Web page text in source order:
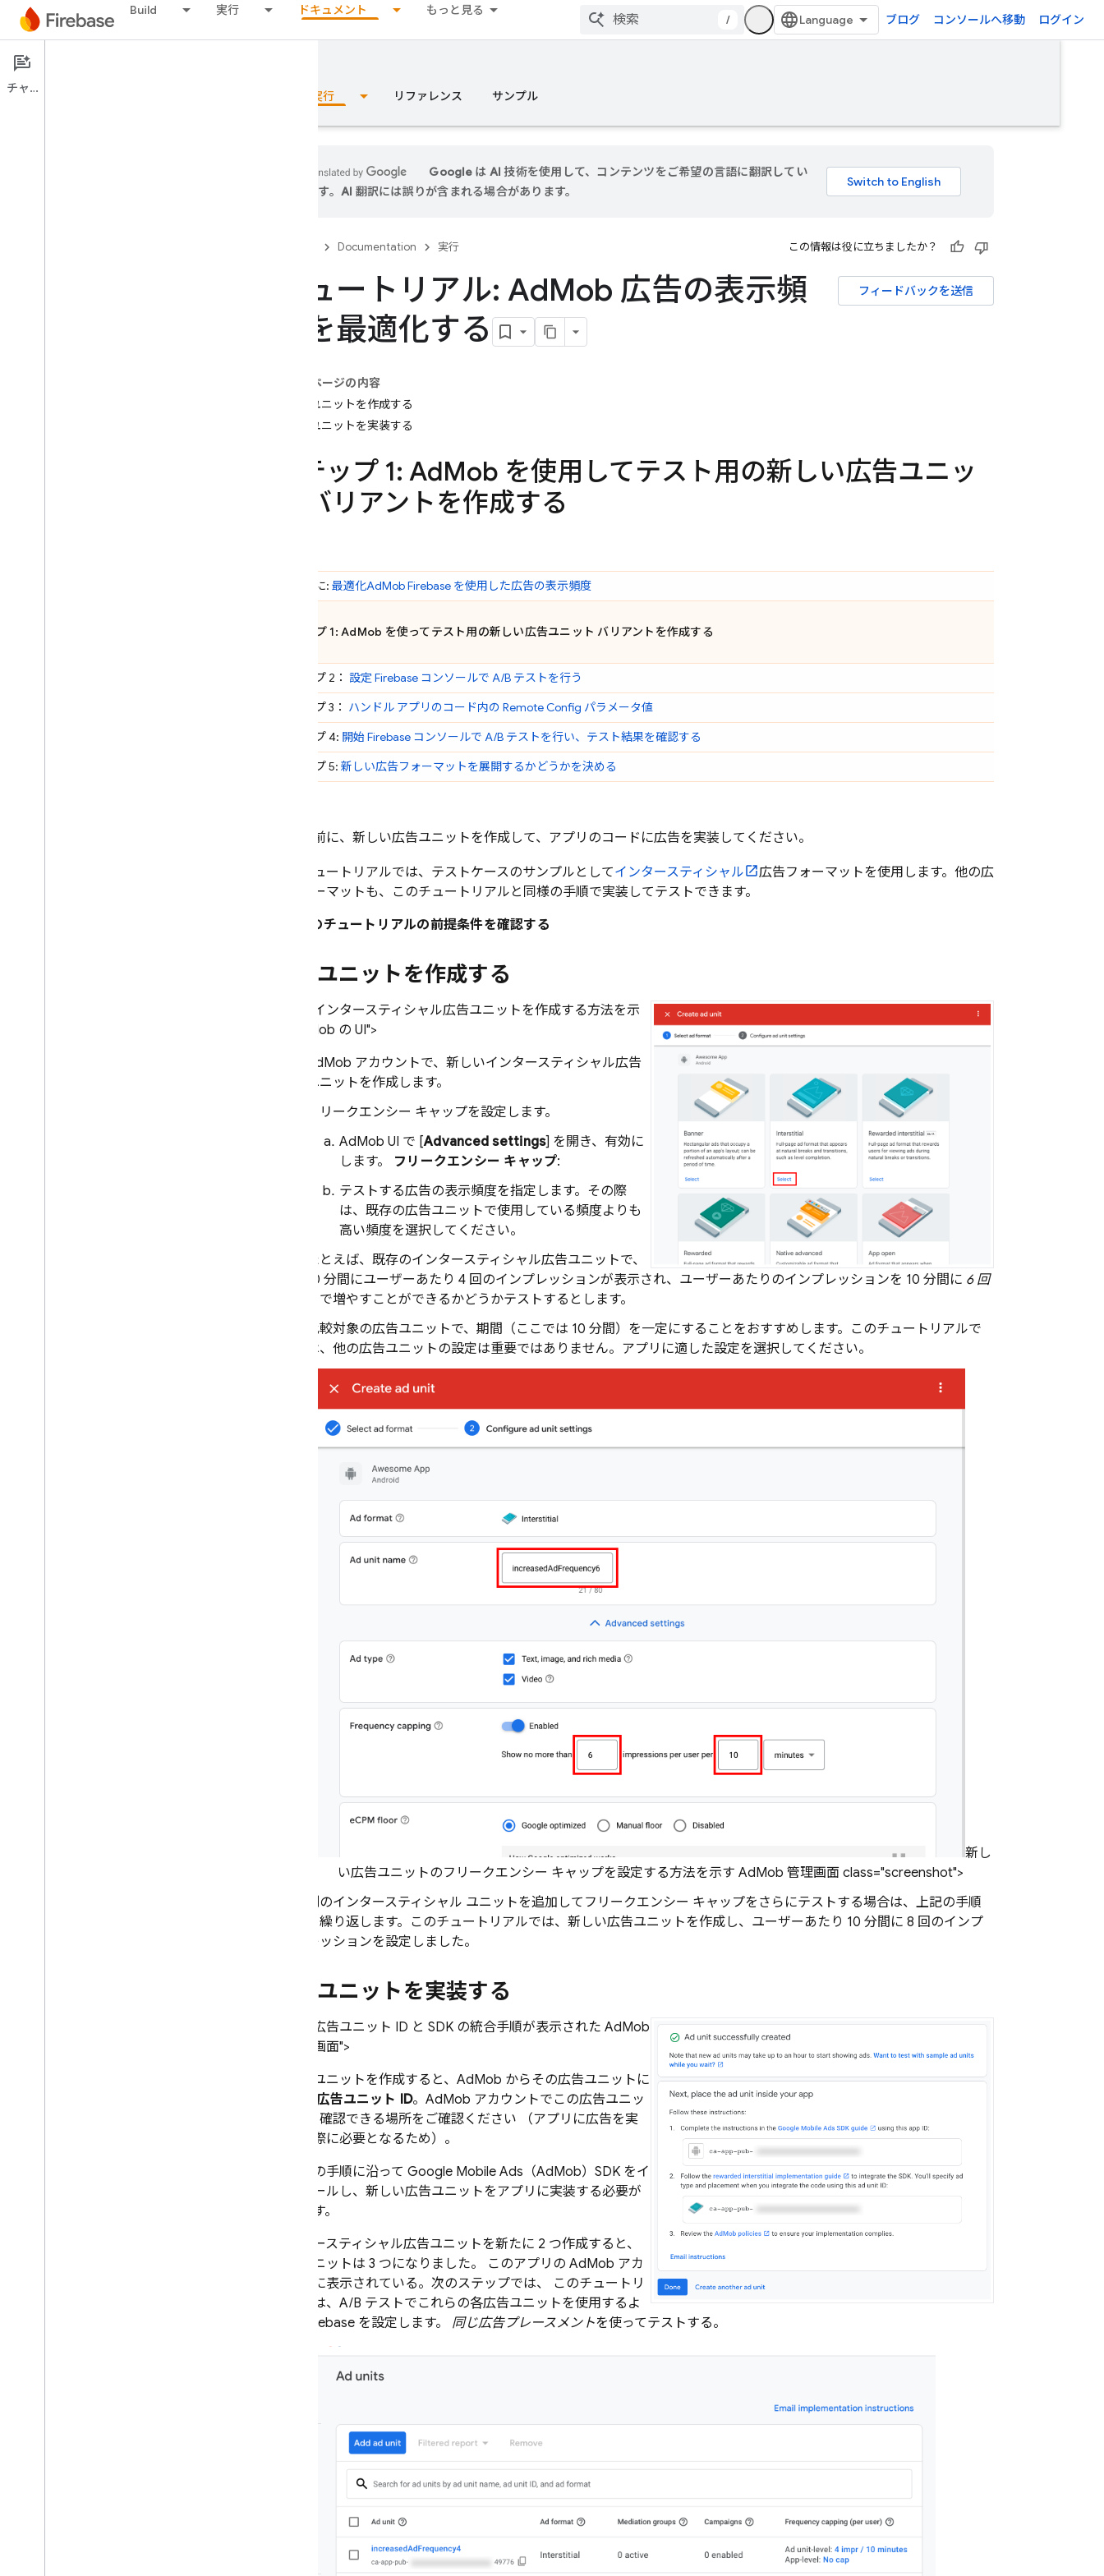
Build 実行 ドキュメント もっと見る
/ ブログ コンソールへ移動 ログイン
Documentation
概要 実行 リファレンス サンプル
Google は AI 技術を使用して、コンテンツをご希望の言語に翻訳してい
ます。AI 翻訳には誤りが含まれる場合があります。
Documentation 実行 この情報は役に立ちましたか？
フィードバックを送信
チュートリアル: AdMob 広告の表示頻
度を最適化する
このページの内容
広告ユニットを作成する
広告ユニットを実装する
ステップ 1: AdMob を使用してテスト用の新しい広告ユニッ
ト バリアントを作成する
はじめに: 最適化AdMobFirebase を使用した広告の表示頻度
ステップ 1: AdMob を使ってテスト用の新しい広告ユニット バリアントを作成する
ステップ 2： 設定 Firebase コンソールで A/B テストを行う
ステップ 3： ハンドル アプリのコード内の Remote Config パラメータ値
ステップ 4: 開始 Firebase コンソールで A/B テストを行い、テスト結果を確認する
ステップ 5: 新しい広告フォーマットを展開するかどうかを決める
始める前に、新しい広告ユニットを作成して、アプリのコードに広告を実装してください。
このチュートリアルでは、テストケースのサンプルとしてインタースティシャル
広告フォーマットを使用します。他の広
告フォーマットも、このチュートリアルと同様の手順で実装してテストできます。
このチュートリアルの前提条件を確認する
広告ユニットを作成する
新しいインタースティシャル広告ユニットを作成する方法を示
す AdMob の UI">
AdMob アカウントで、新しいインタースティシャル広告
ユニットを作成します。
フリークエンシー キャップを設定します。
AdMob UI で [Advanced settings] を開き、有効に
します。 フリークエンシー キャップ:
テストする広告の表示頻度を指定します。その際
は、既存の広告ユニットで使用している頻度よりも
高い頻度を選択してください。
たとえば、既存のインタースティシャル広告ユニットで、
10 分間にユーザーあたり 4 回のインプレッションが表示され、ユーザーあたりのインプレッションを 10 分間に 6 回
まで増やすことができるかどうかテストするとします。
比較対象の広告ユニットで、期間（ここでは 10 分間）を一定にすることをおすすめします。このチュートリアルで
は、他の広告ユニットの設定は重要ではありません。アプリに適した設定を選択してください。
新し
い広告ユニットのフリークエンシー キャップを設定する方法を示す AdMob 管理画面 class="screenshot">
別のインタースティシャル ユニットを追加してフリークエンシー キャップをさらにテストする場合は、上記の手順
を繰り返します。このチュートリアルでは、新しい広告ユニットを作成し、ユーザーあたり 10 分間に 8 回のインプ
レッションを設定しました。
広告ユニットを実装する
新しい広告ユニット ID と SDK の統合手順が表示された AdMob
の管理画面">
各広告ユニットを作成すると、 AdMob からその広告ユニットに
広告ユニット ID。AdMob アカウントでこの広告ユニッ
ト ID を確認できる場所をご確認ください （アプリに広告を実
装する際に必要となるため）。
画面上の手順に沿って Google Mobile Ads （AdMob）SDK をイ
ンストールし、新しい広告ユニットをアプリに実装する必要が
あります。
インタースティシャル広告ユニットを新たに 2 つ作成すると、
広告ユニットは 3 つになりました。 このアプリの AdMob アカ
ウントに表示されている。次のステップでは、 このチュートリ
アルでは、A/B テストでこれらの各広告ユニットを使用するよ
うに Firebase を設定します。 同じ広告プレースメントを使ってテストする。
チャット